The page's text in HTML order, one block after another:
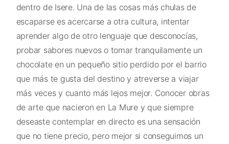
dentro de Isere. Una de las cosas más chulas de
escaparse es acercarse a otra cultura, intentar
aprender algo de otro lenguaje que desconocías,
probar sabores nuevos o tomar tranquilamente un
chocolate en un pequeño sitio perdido por el barrio
que más te gusta del destino y atreverse a viajar
más veces y cuanto más lejos mejor. Conocer obras
de arte que nacieron en La Mure y que siempre
deseaste contemplar en directo es una sensación
que no tiene precio, pero mejor si conseguimos un